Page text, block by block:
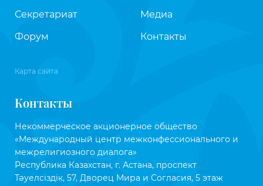
Секретариат
Форум
Медиа
Контакты
Карта сайта
Контакты
Некоммерческое акционерное общество
«Международный центр межконфессионального и
межрелигиозного диалога»
Республика Казахстан, г. Астана, проспект
Тәуелсіздік, 57, Дворец Мира и Согласия, 5 этаж